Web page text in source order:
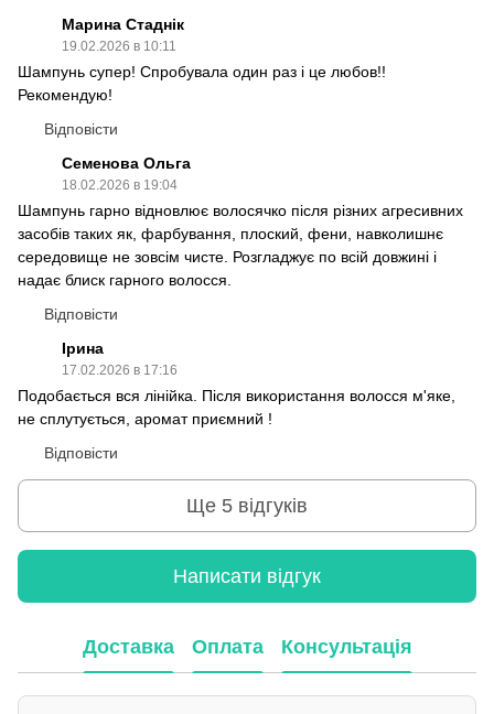
Марина Стаднік
19.02.2026 в 10:11
Шампунь супер! Спробувала один раз і це любов!!
Рекомендую!
Відповісти
Семенова Ольга
18.02.2026 в 19:04
Шампунь гарно відновлює волосячко після різних агресивних
засобів таких як, фарбування, плоский, фени, навколишнє
середовище не зовсім чисте. Розгладжує по всій довжині і
надає блиск гарного волосся.
Відповісти
Ірина
17.02.2026 в 17:16
Подобається вся лінійка. Після використання волосся м'яке,
не сплутується, аромат приємний !
Відповісти
Ще 5 відгуків
Написати відгук
Доставка Оплата Консультація